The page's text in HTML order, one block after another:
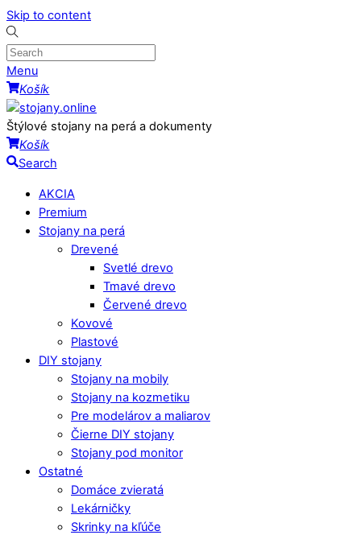
Skip to content
Menu
Košík
Štýlové stojany na perá a dokumenty
Košík
Search
AKCIA
Premium
Stojany na perá
Drevené
Svetlé drevo
Tmavé drevo
Červené drevo
Kovové
Plastové
DIY stojany
Stojany na mobily
Stojany na kozmetiku
Pre modelárov a maliarov
Čierne DIY stojany
Stojany pod monitor
Ostatné
Domáce zvieratá
Lekárničky
Skrinky na kľúče